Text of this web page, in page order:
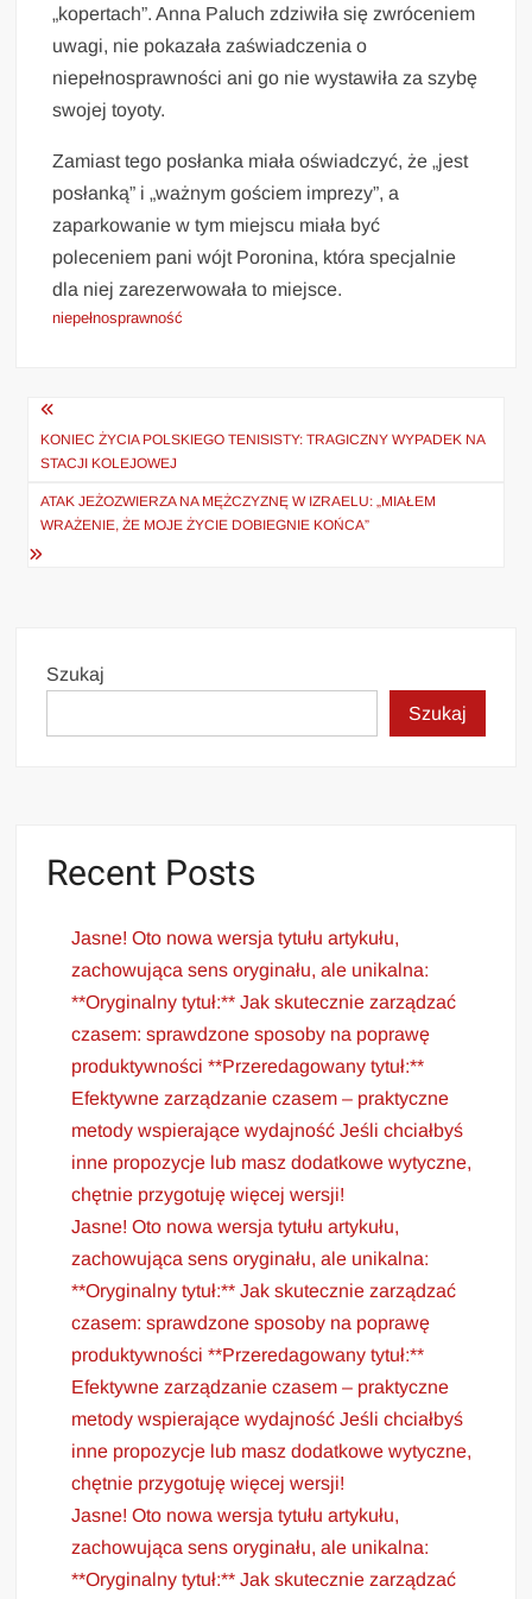
„kopertach”. Anna Paluch zdziwiła się zwróceniem
uwagi, nie pokazała zaświadczenia o
niepełnosprawności ani go nie wystawiła za szybę
swojej toyoty.
Zamiast tego posłanka miała oświadczyć, że „jest
posłanką” i „ważnym gościem imprezy”, a
zaparkowanie w tym miejscu miała być
poleceniem pani wójt Poronina, która specjalnie
dla niej zarezerwowała to miejsce.
niepełnosprawność
Nawigacja
wpisu
KONIEC ŻYCIA POLSKIEGO TENISISTY: TRAGICZNY WYPADEK NA
STACJI KOLEJOWEJ
ATAK JEŻOZWIERZA NA MĘŻCZYZNĘ W IZRAELU: „MIAŁEM
WRAŻENIE, ŻE MOJE ŻYCIE DOBIEGNIE KOŃCA”
Szukaj
Szukaj
Recent Posts
Jasne! Oto nowa wersja tytułu artykułu,
zachowująca sens oryginału, ale unikalna:
**Oryginalny tytuł:** Jak skutecznie zarządzać
czasem: sprawdzone sposoby na poprawę
produktywności **Przeredagowany tytuł:**
Efektywne zarządzanie czasem – praktyczne
metody wspierające wydajność Jeśli chciałbyś
inne propozycje lub masz dodatkowe wytyczne,
chętnie przygotuję więcej wersji!
Jasne! Oto nowa wersja tytułu artykułu,
zachowująca sens oryginału, ale unikalna:
**Oryginalny tytuł:** Jak skutecznie zarządzać
czasem: sprawdzone sposoby na poprawę
produktywności **Przeredagowany tytuł:**
Efektywne zarządzanie czasem – praktyczne
metody wspierające wydajność Jeśli chciałbyś
inne propozycje lub masz dodatkowe wytyczne,
chętnie przygotuję więcej wersji!
Jasne! Oto nowa wersja tytułu artykułu,
zachowująca sens oryginału, ale unikalna:
**Oryginalny tytuł:** Jak skutecznie zarządzać